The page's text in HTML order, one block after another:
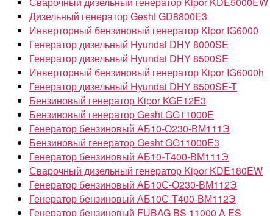
Дизельный генератор Gesht GD8800E3
Инверторный бензиновый генератор Kipor IG6000
Генератор дизельный Hyundai DHY 8000SE
Генератор дизельный Hyundai DHY 8500SE
Инверторный бензиновый генератор Kipor IG6000h
Генератор дизельный Hyundai DHY 8500SE-T
Бензиновый генератор Kipor KGE12Е3
Бензиновый генератор Gesht GG11000E
Генератор бензиновый АБ10-О230-ВМ111Э
Бензиновый генератор Gesht GG11000E3
Генератор бензиновый АБ10-Т400-ВМ111Э
Сварочный дизельный генератор Kipor KDE180EW
Генератор бензиновый АБ10С-О230-ВМ112Э
Генератор бензиновый АБ10С-Т400-ВМ112Э
Генератор бензиновый FUBAG BS 11000 A ES